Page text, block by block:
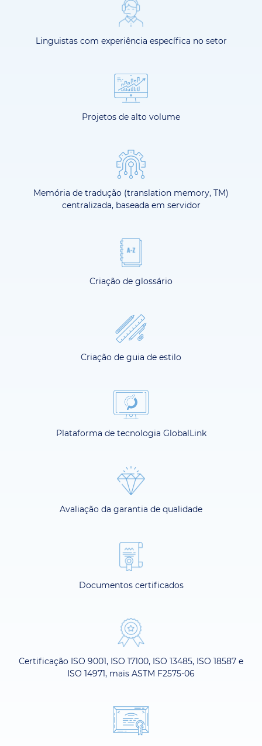
Linguistas com experiência específica no setor
Projetos de alto volume
Memória de tradução (translation memory, TM)
centralizada, baseada em servidor
Criação de glossário
Criação de guia de estilo
Plataforma de tecnologia GlobalLink
Avaliação da garantia de qualidade
Documentos certificados
Certificação ISO 9001, ISO 17100, ISO 13485, ISO 18587 e
ISO 14971, mais ASTM F2575-06